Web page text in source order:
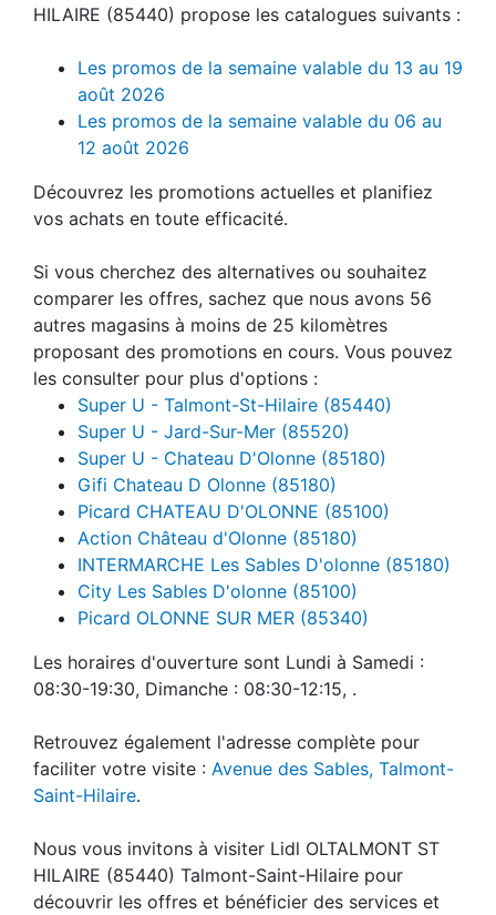
HILAIRE (85440) propose les catalogues suivants :
Les promos de la semaine valable du 13 au 19
août 2026
Les promos de la semaine valable du 06 au
12 août 2026
Découvrez les promotions actuelles et planifiez
vos achats en toute efficacité.
Si vous cherchez des alternatives ou souhaitez
comparer les offres, sachez que nous avons 56
autres magasins à moins de 25 kilomètres
proposant des promotions en cours. Vous pouvez
les consulter pour plus d'options :
Super U - Talmont-St-Hilaire (85440)
Super U - Jard-Sur-Mer (85520)
Super U - Chateau D'Olonne (85180)
Gifi Chateau D Olonne (85180)
Picard CHATEAU D'OLONNE (85100)
Action Château d'Olonne (85180)
INTERMARCHE Les Sables D'olonne (85180)
City Les Sables D'olonne (85100)
Picard OLONNE SUR MER (85340)
Les horaires d'ouverture sont Lundi à Samedi :
08:30-19:30, Dimanche : 08:30-12:15, .
Retrouvez également l'adresse complète pour
faciliter votre visite : Avenue des Sables, Talmont-
Saint-Hilaire.
Nous vous invitons à visiter Lidl OLTALMONT ST
HILAIRE (85440) Talmont-Saint-Hilaire pour
découvrir les offres et bénéficier des services et